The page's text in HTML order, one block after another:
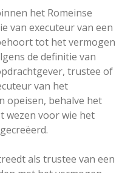
het Romeinse
van executeur van een
tot het vermogen
de definitie van
trustee of
van het
opeisen, behalve het
wezen voor wie het
als trustee van een